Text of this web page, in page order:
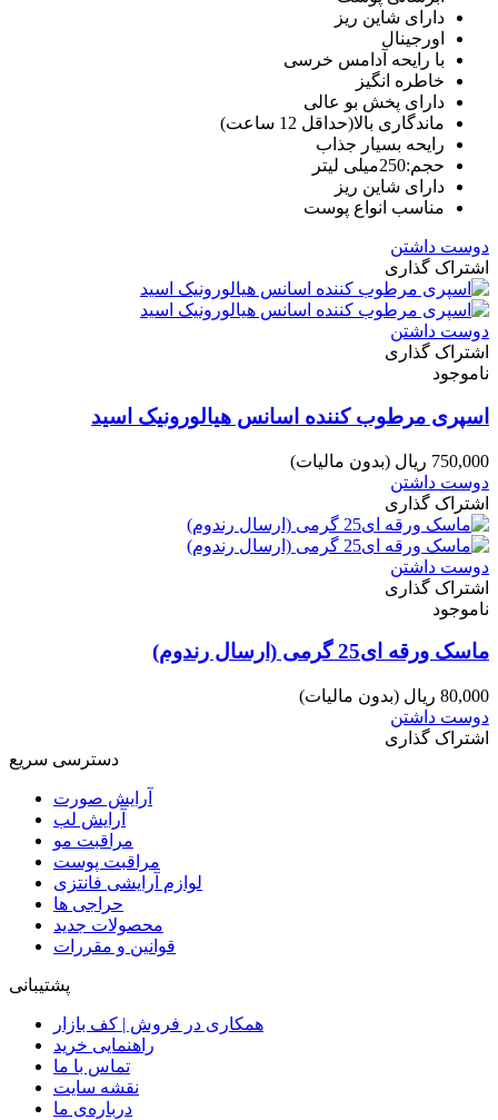
دارای شاین ریز
اورجینال
با رایحه آدامس خرسی
خاطره انگیز
دارای پخش بو عالی
ماندگاری بالا(حداقل 12 ساعت)
رایحه بسیار جذاب
حجم:250میلی لیتر
دارای شاین ریز
مناسب انواع پوست
دوست داشتن
اشتراک گذاری
دوست داشتن
اشتراک گذاری
ناموجود
اسپری مرطوب کننده اسانس هیالورونیک اسید
750,000 ریال
(بدون مالیات)
دوست داشتن
اشتراک گذاری
دوست داشتن
اشتراک گذاری
ناموجود
ماسک ورقه ای25 گرمی (ارسال رندوم)
80,000 ریال
(بدون مالیات)
دوست داشتن
اشتراک گذاری
دسترسی سریع
آرایش صورت
آرایش لب
مراقبت مو
مراقبت پوست
لوازم آرایشی فانتزی
حراجی ها
محصولات جدید
قوانین و مقررات
پشتیبانی
همکاری در فروش | کف بازار
راهنمایی خرید
تماس با ما
نقشه سایت
درباره‌ی ما